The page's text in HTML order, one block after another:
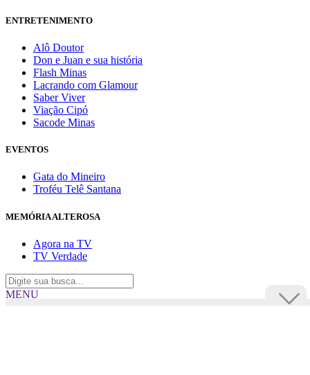
ENTRETENIMENTO
Alô Doutor
Don e Juan e sua história
Flash Minas
Lacrando com Glamour
Saber Viver
Viação Cipó
Sacode Minas
EVENTOS
Gata do Mineiro
Troféu Telê Santana
MEMÓRIA ALTEROSA
Agora na TV
TV Verdade
MENU